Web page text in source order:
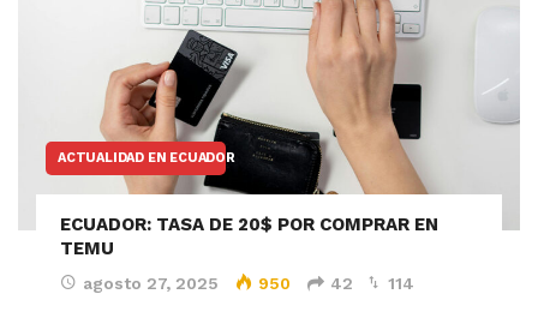
ACTUALIDAD EN ECUADOR
ECUADOR: TASA DE 20$ POR COMPRAR EN
TEMU
agosto 27, 2025 950 42 114